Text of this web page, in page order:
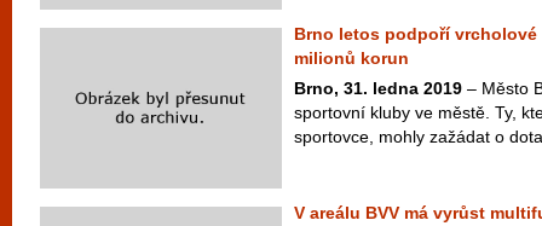
Brno letos podpoří
milionů korun
Brno, 31. ledna 2019 – Město
sportovní kluby ve městě. Ty,
sportovce, mohly zažádat o
V areálu BVV má vyrůst